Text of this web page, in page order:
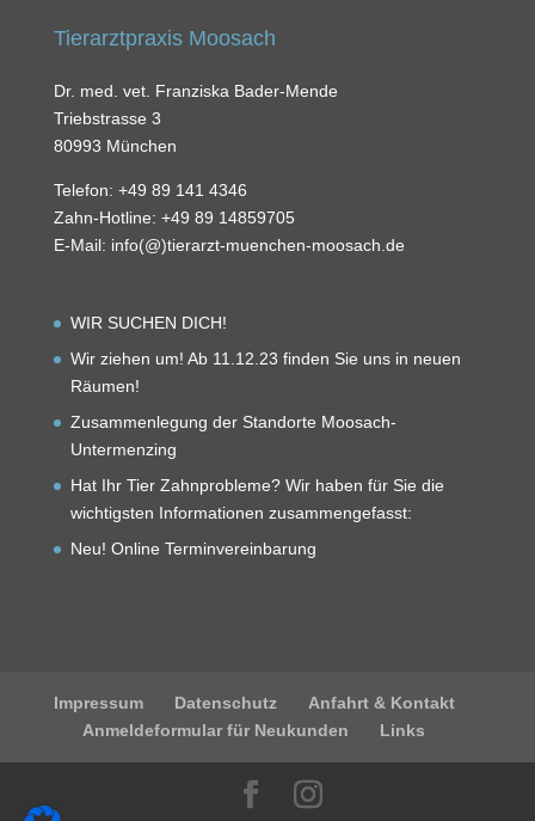
Tierarztpraxis Moosach
Dr. med. vet. Franziska Bader-Mende
Triebstrasse 3
80993 München
Telefon: +49 89 141 4346
Zahn-Hotline: +49 89 14859705
E-Mail: info(@)tierarzt-muenchen-moosach.de
WIR SUCHEN DICH!
Wir ziehen um! Ab 11.12.23 finden Sie uns in neuen
Räumen!
Zusammenlegung der Standorte Moosach-
Untermenzing
Hat Ihr Tier Zahnprobleme? Wir haben für Sie die
wichtigsten Informationen zusammengefasst:
Neu! Online Terminvereinbarung
Impressum Datenschutz
Anfahrt & Kontakt
Anmeldeformular für Neukunden
Links